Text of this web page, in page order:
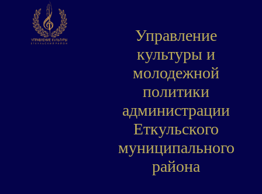
Управление
культуры и
молодежной
политики
администрации
Еткульского
муниципального
района